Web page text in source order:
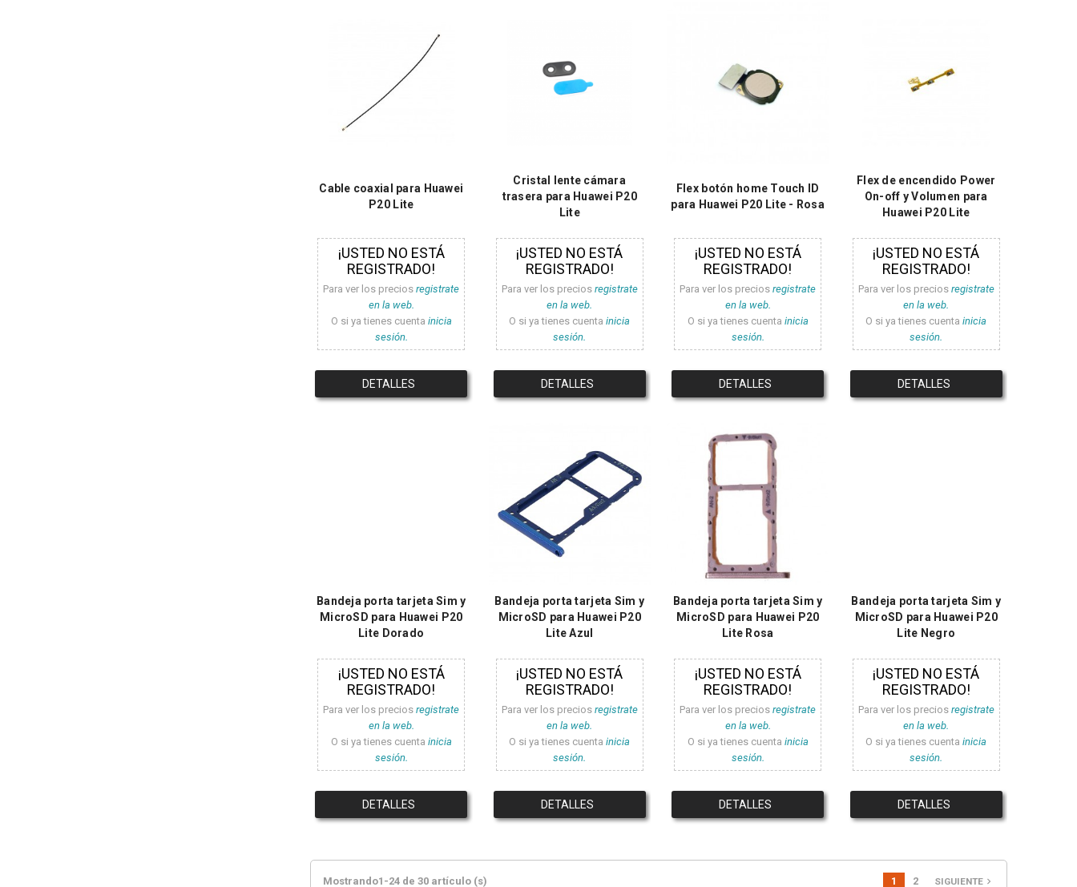
Cable coaxial para Huawei
P20 Lite
¡USTED NO ESTÁ
REGISTRADO!
Para ver los preciosregistrate
en la web.
O si ya tienes cuenta inicia
sesión.
DETALLES
Cristal lente cámara
trasera para Huawei P20
Lite
¡USTED NO ESTÁ
REGISTRADO!
Para ver los precios registrate
en la web.
O si ya tienes cuentainicia
sesión.
DETALLES
Flex botón home Touch ID
para Huawei P20 Lite - Rosa
¡USTED NO ESTÁ
REGISTRADO!
Para ver los preciosregistrate
en la web.
O si ya tienes cuenta inicia
sesión.
DETALLES
Flex de encendido Power
On-off y Volumen para
Huawei P20 Lite
¡USTED NO ESTÁ
REGISTRADO!
Para ver los precios registrate
en la web.
O si ya tienes cuentainicia
sesión.
DETALLES
Bandeja porta tarjeta Sim y
MicroSD para Huawei P20
Lite Dorado
¡USTED NO ESTÁ
REGISTRADO!
Para ver los preciosregistrate
en la web.
O si ya tienes cuenta inicia
sesión.
DETALLES
Bandeja porta tarjeta Sim y
MicroSD para Huawei P20
Lite Azul
¡USTED NO ESTÁ
REGISTRADO!
Para ver los precios registrate
en la web.
O si ya tienes cuentainicia
sesión.
DETALLES
Bandeja porta tarjeta Sim y
MicroSD para Huawei P20
Lite Rosa
¡USTED NO ESTÁ
REGISTRADO!
Para ver los preciosregistrate
en la web.
O si ya tienes cuenta inicia
sesión.
DETALLES
Bandeja porta tarjeta Sim y
MicroSD para Huawei P20
Lite Negro
¡USTED NO ESTÁ
REGISTRADO!
Para ver los precios registrate
en la web.
O si ya tienes cuentainicia
sesión.
DETALLES
Mostrando1-24 de 30 artículo (s) 1 2 SIGUIENTEnavigate_next